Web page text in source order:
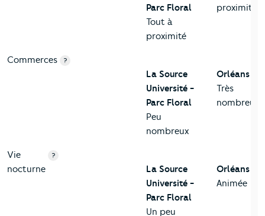
Parc Floral
Tout à
proximité
proximité
Commerces ?
La Source
Université -
Parc Floral
Peu
nombreux
Orléans
Très
nombreux
Vie
nocturne
?
La Source
Université -
Parc Floral
Un peu
Orléans
Animée